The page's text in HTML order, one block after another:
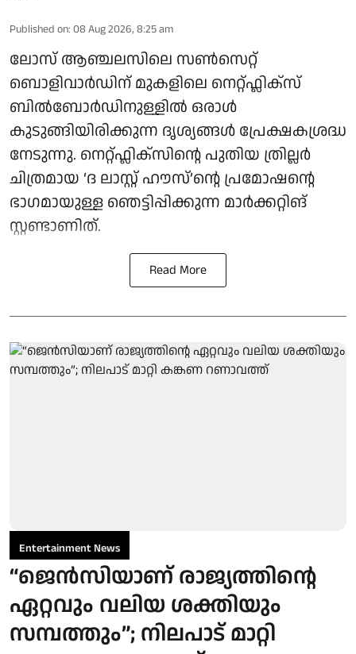
Published on: 08 Aug 2026, 8:25 am
ലോസ് ആഞ്ചലസിലെ സൺസെറ്റ്
ബൊളിവാർഡിന് മുകളിലെ നെറ്റ്ഫ്ലിക്സ്
ബിൽബോർഡിനുള്ളിൽ ഒരാൾ
കുടുങ്ങിയിരിക്കുന്ന ദൃശ്യങ്ങൾ പ്രേക്ഷകശ്രദ്ധ
നേടുന്നു. നെറ്റ്ഫ്ലിക്സിന്റെ പുതിയ ത്രില്ലർ
ചിത്രമായ ‘ദ ലാസ്റ്റ് ഹൗസ്’ന്റെ പ്രമോഷന്റെ
ഭാഗമായുള്ള ഞെട്ടിപ്പിക്കുന്ന മാർക്കറ്റിങ്
സ്റ്റണ്ടാണിത്.
Read More
Entertainment News
“ജെന്‍സിയാണ് രാജ്യത്തിന്റെ
ഏറ്റവും വലിയ ശക്തിയും
സമ്പത്തും”; നിലപാട് മാറ്റി